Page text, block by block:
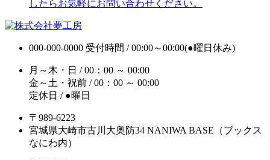
したらお気軽にお問い合わせください。
000-000-0000 受付時間 / 00:00～00:00(●曜日休み)
月～木・日 / 00：00 ～ 00:00
金～土・祝前 / 00：00 ～ 00:00
定休日 / ●曜日
〒989-6223
宮城県大崎市古川大奥防34 NANIWA BASE（ブックス
なにわ内）